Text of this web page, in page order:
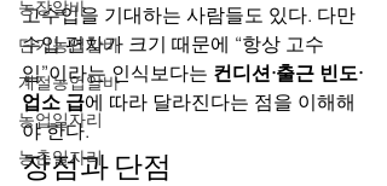
농장알바
단기농업알바
계절농업알바
농업일자리
농촌일자리
고수입을 기대하는 사람들도 있다. 다만
수입 편차가 크기 때문에 “항상 고수
입”이라는 인식보다는 컨디션·출근 빈도·
업소 급에 따라 달라진다는 점을 이해해
야 한다.
장점과 단점